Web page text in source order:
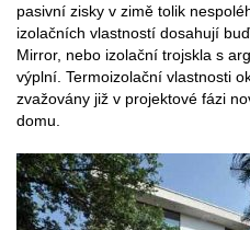
pasivní zisky v zimě tolik
izolačních vlastností dosahují
Mirror, nebo izolační trojskla s
výplní. Termoizolační vlastnosti
zvažovány již v projektové fázi
domu.